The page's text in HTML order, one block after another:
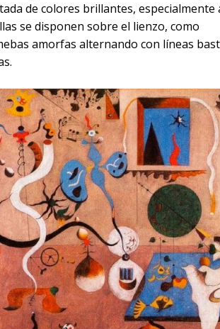
de colores brillantes, especialmente
se disponen sobre el lienzo, como
amorfas alternando con líneas